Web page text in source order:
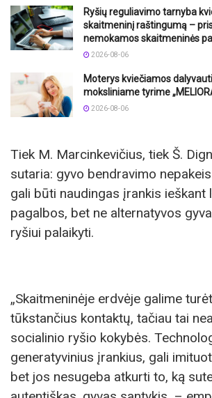
Ryšių reguliavimo tarnyba
skaitmeninį raštingumą –
nemokamos skaitmeninės
2026-08-06
Moterys kviečiamos
moksliniame tyrime
2026-08-06
Tiek M. Marcinkevičius, tiek Š.
sutaria: gyvo bendravimo
gali būti naudingas įrankis ieškant
pagalbos, bet ne alternatyvos
ryšiui palaikyti.
„Skaitmeninėje erdvėje galime
tūkstančius kontaktų, tačiau tai
socialinio ryšio kokybės.
generatyvinius įrankius, gali
bet jos nesugeba atkurti to, ką